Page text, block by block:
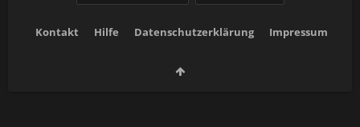
Kontakt Hilfe Datenschutzerklärung Impressum